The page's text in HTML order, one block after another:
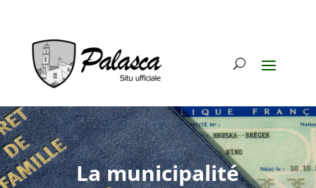
La municipalité